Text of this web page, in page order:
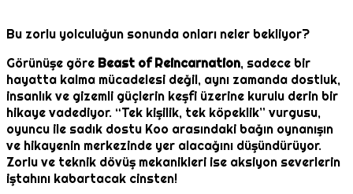
Bu zorlu yolculuğun sonunda onları neler bekliyor?
Görünüşe göre Beast of Reincarnation, sadece bir
hayatta kalma mücadelesi değil, aynı zamanda dostluk,
insanlık ve gizemli güçlerin keşfi üzerine kurulu derin bir
hikaye vadediyor. “Tek kişilik, tek köpeklik” vurgusu,
oyuncu ile sadık dostu Koo arasındaki bağın oynanışın
ve hikayenin merkezinde yer alacağını düşündürüyor.
Zorlu ve teknik dövüş mekanikleri ise aksiyon severlerin
iştahını kabartacak cinsten!